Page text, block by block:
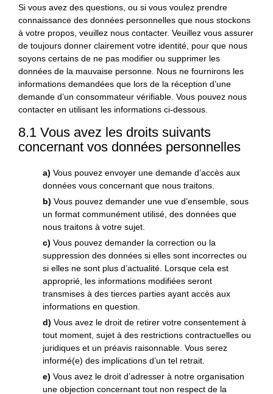
Si vous avez des questions, ou si vous voulez prendre
connaissance des données personnelles que nous stockons
à votre propos, veuillez nous contacter. Veuillez vous assurer
de toujours donner clairement votre identité, pour que nous
soyons certains de ne pas modifier ou supprimer les
données de la mauvaise personne. Nous ne fournirons les
informations demandées que lors de la réception d’une
demande d’un consommateur vérifiable. Vous pouvez nous
contacter en utilisant les informations ci-dessous.
8.1 Vous avez les droits suivants
concernant vos données personnelles
Vous pouvez envoyer une demande d’accès aux
données vous concernant que nous traitons.
Vous pouvez demander une vue d’ensemble, sous
un format communément utilisé, des données que
nous traitons à votre sujet.
Vous pouvez demander la correction ou la
suppression des données si elles sont incorrectes ou
si elles ne sont plus d’actualité. Lorsque cela est
approprié, les informations modifiées seront
transmises à des tierces parties ayant accès aux
informations en question.
Vous avez le droit de retirer votre consentement à
tout moment, sujet à des restrictions contractuelles ou
juridiques et un préavis raisonnable. Vous serez
informé(e) des implications d’un tel retrait.
Vous avez le droit d’adresser à notre organisation
une objection concernant tout non respect de la